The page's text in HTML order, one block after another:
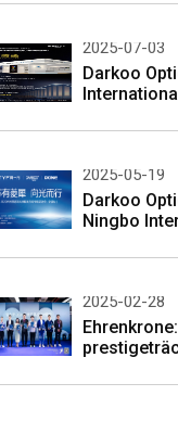
2025-07-03
Darkoo
2025-05-19
Darkoo
Ningbo
2025-02-28